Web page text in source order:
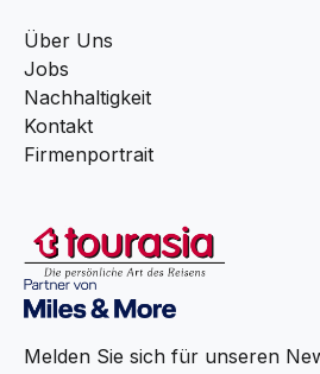
Über Uns
Jobs
Nachhaltigkeit
Kontakt
Firmenportrait
Melden Sie sich für unseren